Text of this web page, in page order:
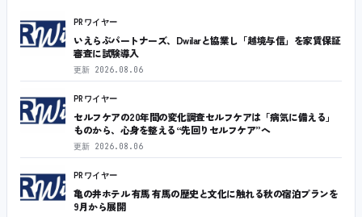
PRワイヤー
いえらぶパートナーズ、Dwilarと協業し「越境与信」を家賃保証
審査に試験導入
更新 2026.08.06
PRワイヤー
セルフケアの20年間の変化調査セルフケアは「病気に備える」
ものから、心身を整える“先回りセルフケア”へ
更新 2026.08.06
PRワイヤー
亀の井ホテル 有馬 有馬の歴史と文化に触れる秋の宿泊プランを
9月から展開